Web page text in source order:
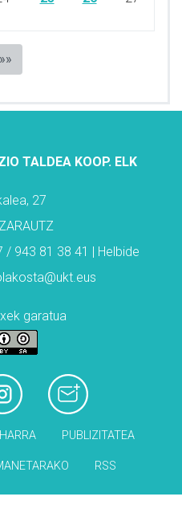
TALDEA KOOP. ELK
27
/ 943 81 38 41 | Helbide
garatua
PUBLIZITATEA
RSS